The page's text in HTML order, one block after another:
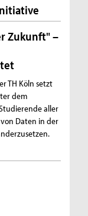
Zukunft" –
TH Köln setzt
dem
aller
Daten in der